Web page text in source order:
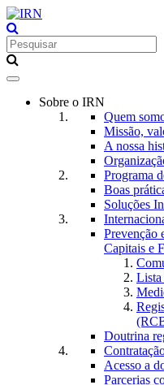
Toggle
navigationSobre o IRN
Quem
Missão,
A nossa
Programa
Boas
Soluções
Prevenção
Capitais e
Lista
Doutrina
Acesso a
Parcerias